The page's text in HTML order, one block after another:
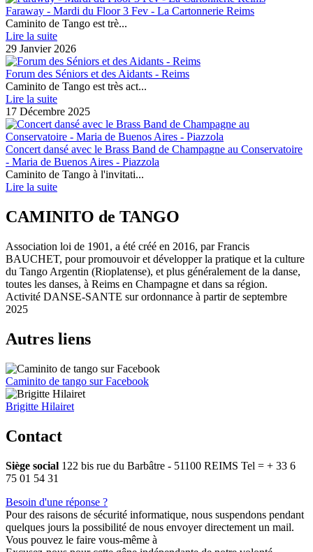
Faraway - Mardi du Floor 3 Fev - La Cartonnerie Reims
Caminito de Tango est trè...
Lire la suite
29 Janvier 2026
Forum des Séniors et des Aidants - Reims
Caminito de Tango est très act...
Lire la suite
17 Décembre 2025
Concert dansé avec le Brass Band de Champagne au Conservatoire
- Maria de Buenos Aires - Piazzola
Caminito de Tango à l'invitati...
Lire la suite
CAMINITO de TANGO
Association loi de 1901, a été créé en 2016, par Francis
BAUCHET, pour promouvoir et développer la pratique et la culture
du Tango Argentin (Rioplatense), et plus généralement de la danse,
toutes les danses, à Reims en Champagne et dans sa région.
Activité DANSE-SANTE sur ordonnance à partir de septembre
2025
Autres liens
Caminito de tango sur Facebook
Brigitte Hilairet
Contact
Siège social 122 bis rue du Barbâtre - 51100 REIMS Tel = + 33 6
75 01 54 31
Besoin d'une réponse ?
Pour des raisons de sécurité informatique, nous suspendons pendant
quelques jours la possibilité de nous envoyer directement un mail.
Vous pouvez le faire vous-même à